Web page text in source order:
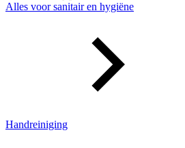
Alles voor sanitair en hygiëne
Handreiniging